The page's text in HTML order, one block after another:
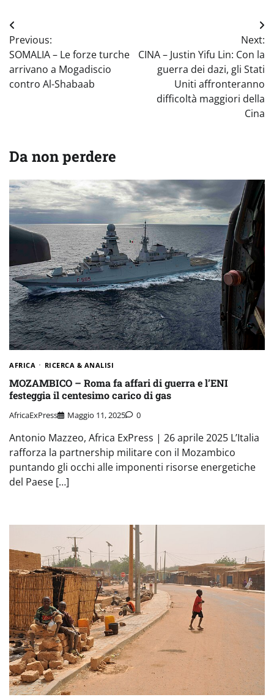
Navigazione
articoli
Previous:
SOMALIA – Le forze turche
arrivano a Mogadiscio
contro Al-Shabaab
Next:
CINA – Justin Yifu Lin: Con la
guerra dei dazi, gli Stati
Uniti affronteranno
difficoltà maggiori della
Cina
Da non perdere
AFRICA RICERCA & ANALISI
MOZAMBICO – Roma fa affari di guerra e l’ENI
festeggia il centesimo carico di gas
AfricaExPress Maggio 11, 2025 0
Antonio Mazzeo, Africa ExPress | 26 aprile 2025 L’Italia
rafforza la partnership militare con il Mozambico
puntando gli occhi alle imponenti risorse energetiche
del Paese […]